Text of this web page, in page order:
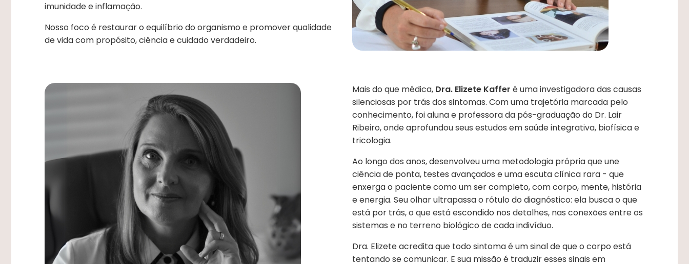
imunidade e inflamação.
Nosso foco é restaurar o equilíbrio do organismo e promover qualidade
de vida com propósito, ciência e cuidado verdadeiro.
Mais do que médica, Dra. Elizete Kaffer é uma investigadora das causas
silenciosas por trás dos sintomas. Com uma trajetória marcada pelo
conhecimento, foi aluna e professora da pós-graduação do Dr. Lair
Ribeiro, onde aprofundou seus estudos em saúde integrativa, biofísica e
tricologia.
Ao longo dos anos, desenvolveu uma metodologia própria que une
ciência de ponta, testes avançados e uma escuta clínica rara - que
enxerga o paciente como um ser completo, com corpo, mente, história
e energia. Seu olhar ultrapassa o rótulo do diagnóstico: ela busca o que
está por trás, o que está escondido nos detalhes, nas conexões entre os
sistemas e no terreno biológico de cada indivíduo.
Dra. Elizete acredita que todo sintoma é um sinal de que o corpo está
tentando se comunicar. E sua missão é traduzir esses sinais em